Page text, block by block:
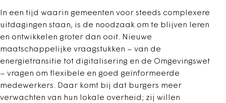
In een tijd waarin gemeenten voor steeds complexere
uitdagingen staan, is de noodzaak om te blijven leren
en ontwikkelen groter dan ooit. Nieuwe
maatschappelijke vraagstukken – van de
energietransitie tot digitalisering en de Omgevingswet
– vragen om flexibele en goed geïnformeerde
medewerkers. Daar komt bij dat burgers meer
verwachten van hun lokale overheid; zij willen